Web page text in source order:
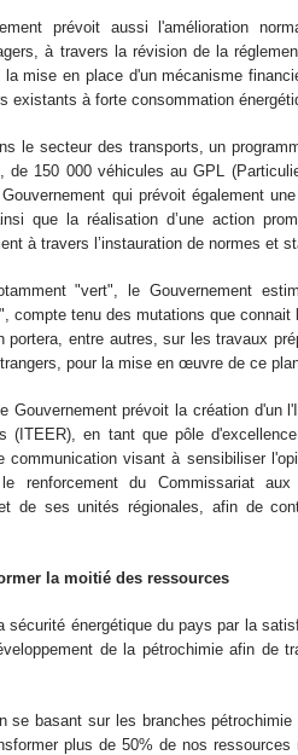
prévoit aussi l'amélioration
à travers la révision de la
la mise en place d'un mécanisme
existants à forte consommation
le secteur des transports, un
de 150 000 véhicules au GPL
qui prévoit également
que la réalisation d’une action
à travers l’instauration de normes et
"vert", le Gouvernement
compte tenu des mutations que connait
entre autres, sur les travaux
pour la mise en œuvre de ce
Gouvernement prévoit la création d'un
(ITEER), en tant que pôle
communication visant à sensibiliser
du Commissariat aux
de ses unités régionales, afin de
la moitié des ressources
sécurité énergétique du pays par la
de la pétrochimie afin de
se basant sur les branches
plus de 50% de nos ressources